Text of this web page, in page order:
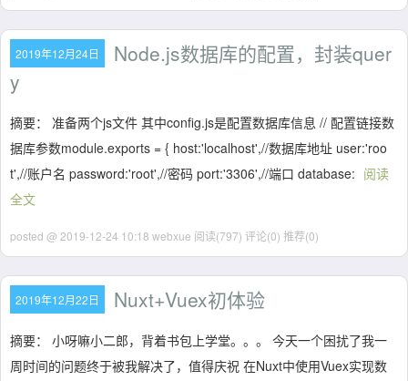
2019年12月24日
Node.js数据库的配置，封装quer
y
摘要： 准备两个js文件 其中config.js是配置数据库信息 // 配置链接数
据库参数module.exports = { host:'localhost',//数据库地址 user:'roo
t',//账户名 password:'root',//密码 port:'3306',//端口 database: 阅读
全文
posted @ 2019-12-24 10:18 webxue 阅读(797) 评论(0) 推荐(0)
2019年12月22日 Nuxt+Vuex初体验
摘要： 小呀嘛小二郎，背着书包上学堂。。。 今天一个困扰了我一
周时间的问题终于被我解决了，值得庆祝 在Nuxt中使用Vuex实现数